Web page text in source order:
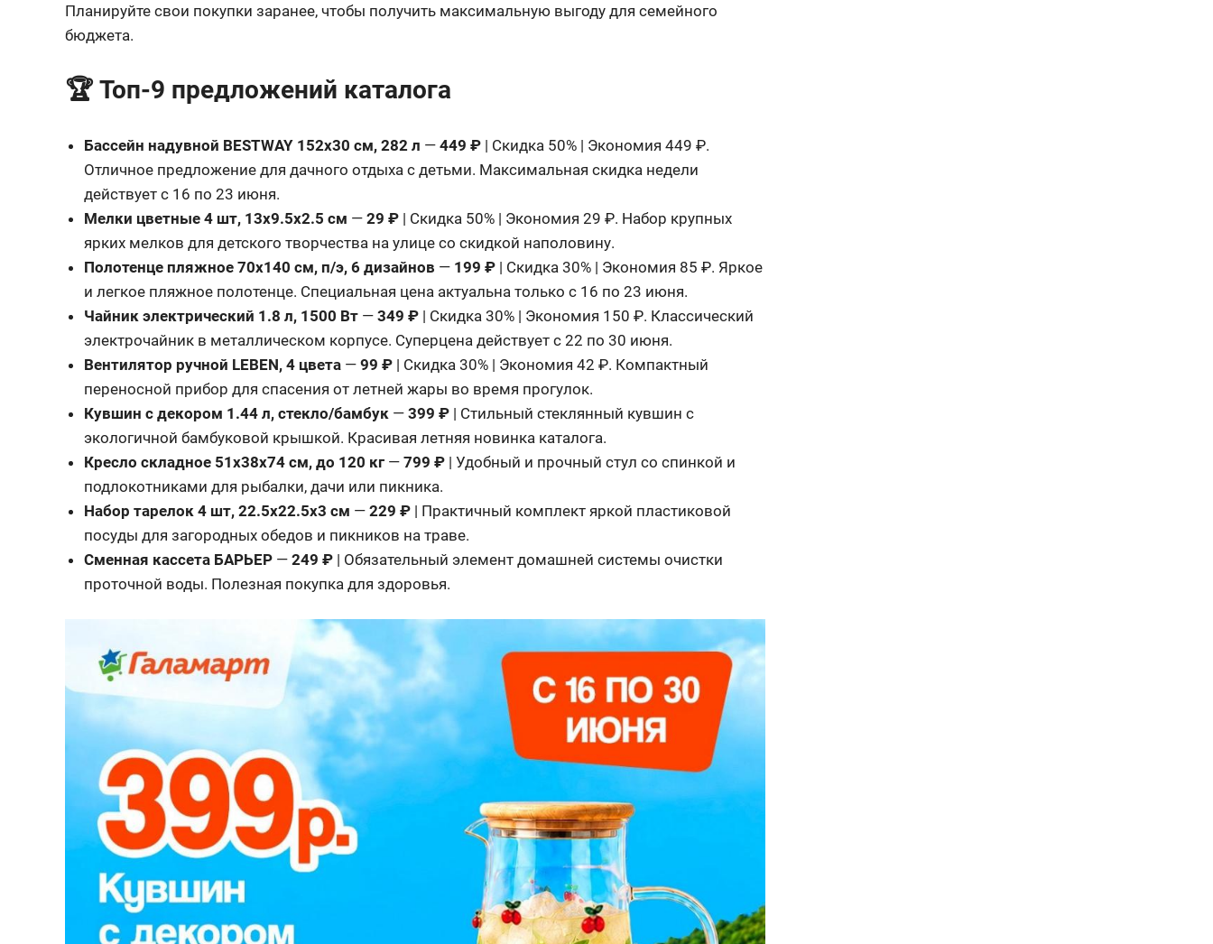
Планируйте свои покупки заранее, чтобы получить максимальную выгоду для семейного
бюджета.
🏆 Топ-9 предложений каталога
Бассейн надувной BESTWAY 152х30 см, 282 л —449 ₽ | Скидка 50% | Экономия 449 ₽.
Отличное предложение для дачного отдыха с детьми. Максимальная скидка недели
действует с 16 по 23 июня.
Мелки цветные 4 шт, 13х9.5х2.5 см —29 ₽ | Скидка 50% | Экономия 29 ₽. Набор крупных
ярких мелков для детского творчества на улице со скидкой наполовину.
Полотенце пляжное 70х140 см, п/э, 6 дизайнов — 199 ₽ | Скидка 30% | Экономия 85 ₽. Яркое
и легкое пляжное полотенце. Специальная цена актуальна только с 16 по 23 июня.
Чайник электрический 1.8 л, 1500 Вт —349 ₽ | Скидка 30% | Экономия 150 ₽. Классический
электрочайник в металлическом корпусе. Суперцена действует с 22 по 30 июня.
Вентилятор ручной LEBEN, 4 цвета —99 ₽ | Скидка 30% | Экономия 42 ₽. Компактный
переносной прибор для спасения от летней жары во время прогулок.
Кувшин с декором 1.44 л, стекло/бамбук —399 ₽ | Стильный стеклянный кувшин с
экологичной бамбуковой крышкой. Красивая летняя новинка каталога.
Кресло складное 51х38х74 см, до 120 кг —799 ₽ | Удобный и прочный стул со спинкой и
подлокотниками для рыбалки, дачи или пикника.
Набор тарелок 4 шт, 22.5х22.5х3 см —229 ₽ | Практичный комплект яркой пластиковой
посуды для загородных обедов и пикников на траве.
Сменная кассета БАРЬЕР —249 ₽ | Обязательный элемент домашней системы очистки
проточной воды. Полезная покупка для здоровья.